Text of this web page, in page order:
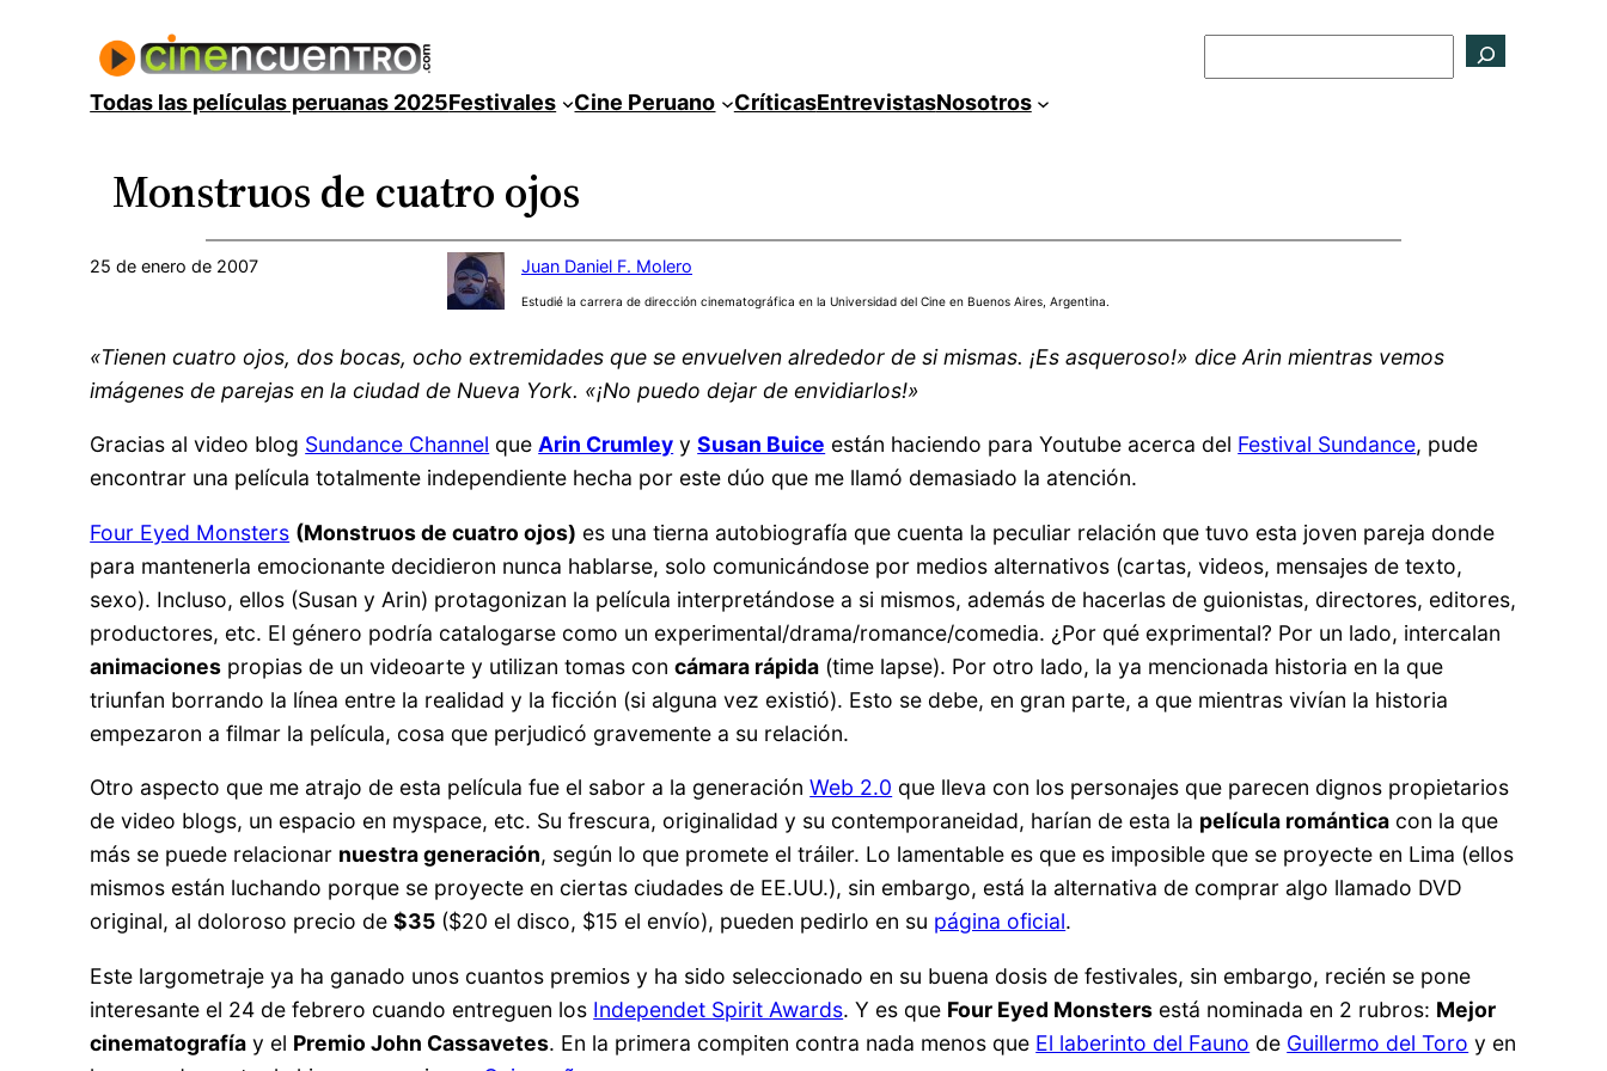
contenidoTodas las películas peruanas 2025Festivales Cine Peruano CríticasEntrevistasNosotros
Monstruos de cuatro ojos
25 de enero de 2007 Juan Daniel F. Molero
Estudié la carrera de dirección cinematográfica en la Universidad del Cine en Buenos Aires, Argentina.
«Tienen cuatro ojos, dos bocas, ocho extremidades que se envuelven alrededor de si mismas. ¡Es asqueroso!» dice Arin mientras vemos
imágenes de parejas en la ciudad de Nueva York. «¡No puedo dejar de envidiarlos!»
Gracias al video blog Sundance Channel queArin Crumley ySusan Buice están haciendo para Youtube acerca del Festival Sundance, pude
encontrar una película totalmente independiente hecha por este dúo que me llamó demasiado la atención.
Four Eyed Monsters (Monstruos de cuatro ojos) es una tierna autobiografía que cuenta la peculiar relación que tuvo esta joven pareja donde
para mantenerla emocionante decidieron nunca hablarse, solo comunicándose por medios alternativos (cartas, videos, mensajes de texto,
sexo). Incluso, ellos (Susan y Arin) protagonizan la película interpretándose a si mismos, además de hacerlas de guionistas, directores, editores,
productores, etc. El género podría catalogarse como un experimental/drama/romance/comedia. ¿Por qué exprimental? Por un lado, intercalan
animaciones propias de un videoarte y utilizan tomas concámara rápida (time lapse). Por otro lado, la ya mencionada historia en la que
triunfan borrando la línea entre la realidad y la ficción (si alguna vez existió). Esto se debe, en gran parte, a que mientras vivían la historia
empezaron a filmar la película, cosa que perjudicó gravemente a su relación.
Otro aspecto que me atrajo de esta película fue el sabor a la generaciónWeb 2.0 que lleva con los personajes que parecen dignos propietarios
de video blogs, un espacio en myspace, etc. Su frescura, originalidad y su contemporaneidad, harían de esta la película romántica con la que
más se puede relacionar nuestra generación, según lo que promete el tráiler. Lo lamentable es que es imposible que se proyecte en Lima (ellos
mismos están luchando porque se proyecte en ciertas ciudades de EE.UU.), sin embargo, está la alternativa de comprar algo llamado DVD
original, al doloroso precio de$35 ($20 el disco, $15 el envío), pueden pedirlo en su página oficial.
Este largometraje ya ha ganado unos cuantos premios y ha sido seleccionado en su buena dosis de festivales, sin embargo, recién se pone
interesante el 24 de febrero cuando entreguen los Independet Spirit Awards. Y es que Four Eyed Monsters está nominada en 2 rubros: Mejor
cinematografía y el Premio John Cassavetes. En la primera compiten contra nada menos que El laberinto del Fauno de Guillermo del Toro y en